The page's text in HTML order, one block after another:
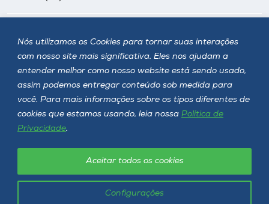
Nós utilizamos os Cookies para tornar suas interações
com nosso site mais significativa. Eles nos ajudam a
entender melhor como nosso website está sendo usado,
assim podemos entregar conteúdo sob medida para
você. Para mais informações sobre os tipos diferentes de
cookies que estamos usando, leia nossa Política de
Privacidade.
Configurações
Aceitar todos os cookies
Siga a Unoesc
Unoesc © 2026 - Todos os direitos reservados
Política de privacidade LGPD